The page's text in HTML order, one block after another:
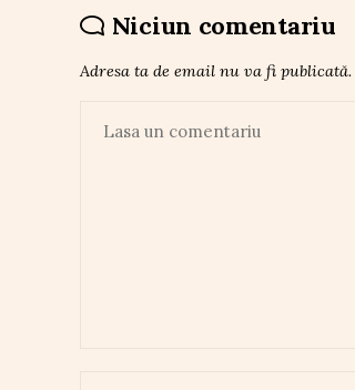
Niciun comentariu
Adresa ta de email nu va fi publicată.